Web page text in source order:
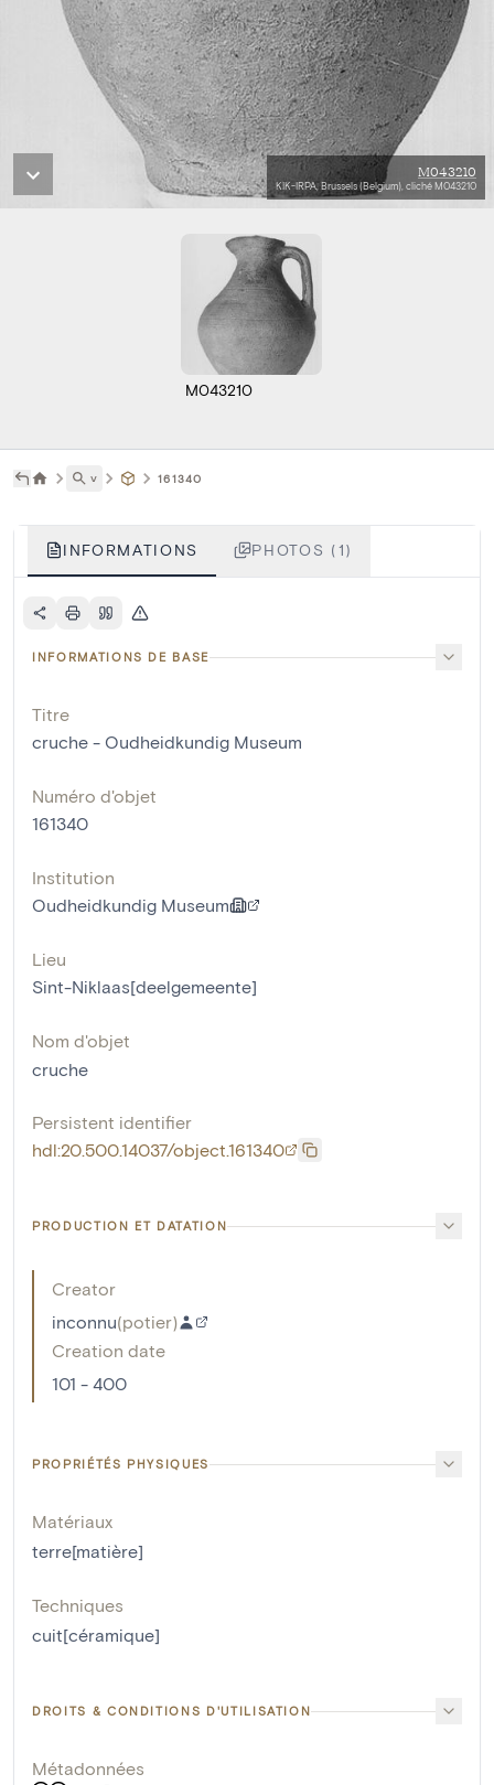
M043210
KIK-IRPA, Brussels (Belgium), cliché M043210
M043210
˅ 161340
INFORMATIONS PHOTOS (1)
INFORMATIONS DE BASE
Titre
cruche - Oudheidkundig Museum
Numéro d'objet
161340
Institution
Oudheidkundig Museum
Lieu
Sint-Niklaas[deelgemeente]
Nom d'objet
cruche
Persistent identifier
hdl:20.500.14037/object.161340
PRODUCTION ET DATATION
Creator
inconnu(potier)
Creation date
101 - 400
PROPRIÉTÉS PHYSIQUES
Matériaux
terre[matière]
Techniques
cuit[céramique]
DROITS & CONDITIONS D'UTILISATION
Métadonnées